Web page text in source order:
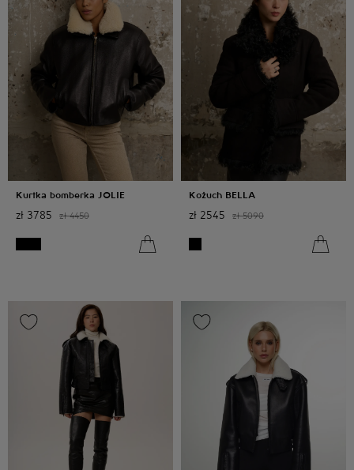
Kurtka bomberka JOLIE
zł 3785 zł 4450
Kożuch BELLA
zł 2545 zł 5090